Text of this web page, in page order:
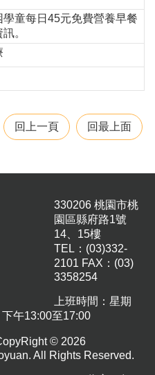
學童每日45元免費營養早餐
。
回上一頁 回最上面
330206 桃園市桃
園區縣府路1號
14、15樓
TEL：(03)332-
2101 FAX：(03)
3358254
上班時間：星期
午13:00至17:00
© 2026
All Rights Reserved.